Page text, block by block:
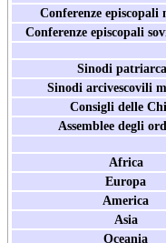
Conferenze episcopali
Conferenze episcopali
Sinodi
Sinodi arcivescovili
Consigli delle
Assemblee degli
Africa
Europa
America
Asia
Oceania